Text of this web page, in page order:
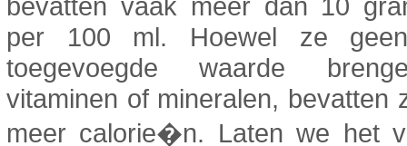
per 100 ml. Hoewel ze
toegevoegde waarde
vitaminen of mineralen, bevatten
meer calorie�n. Laten we het